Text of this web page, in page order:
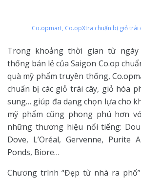
Co.opmart, Co.opXtra chuẩn bị giỏ trái
Trong khoảng thời gian từ
thống bán lẻ của Saigon Co.op
quà mỹ phẩm truyền thống,
chuẩn bị các giỏ trái cây, giỏ hóa
sung… giúp đa dạng chọn lựa cho
mỹ phẩm cũng phong phú hơn
những thương hiệu nổi tiếng:
Dove, L’Oréal, Gervenne, Purite
Ponds, Biore…
Chương trình “Đẹp từ nhà ra